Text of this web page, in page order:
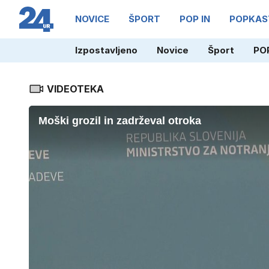
NOVICE ŠPORT POP IN
Izpostavljeno Novice Šport
VIDEOTEKA
Moški grozil in zadrževal otroka